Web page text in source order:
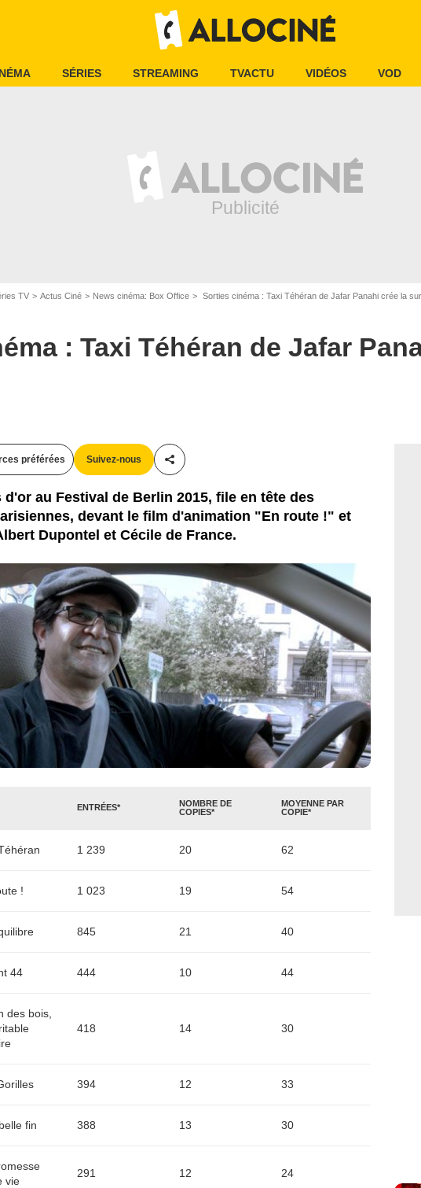
SÉRIES STREAMING TVACTU VIDÉOS VOD
TV Actus Ciné News cinéma: Box Office Sorties cinéma : Taxi Téhéran de Jafar Panahi crée la
: Taxi Téhéran de Jafar
préférées Suivez-nous
Partager cet article
au Festival de Berlin 2015, file en tête des
devant le film d'animation "En route !" et
Dupontel et Cécile de France.
ENTRÉES*
NOMBRE DE
COPIES*
MOYENNE PAR
COPIE*
1 239 20 62
! 1 023 19 54
845 21 40
44 444 10 44
des bois,
418 14 30
394 12 33
fin 388 13 30
vie
291 12 24